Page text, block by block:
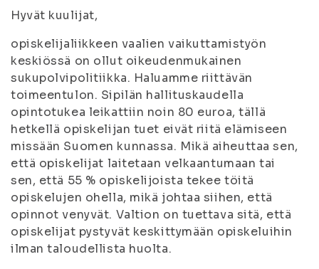
Hyvät kuulijat,
opiskelijaliikkeen vaalien vaikuttamistyön
keskiössä on ollut oikeudenmukainen
sukupolvipolitiikka. Haluamme riittävän
toimeentulon. Sipilän hallituskaudella
opintotukea leikattiin noin 80 euroa, tällä
hetkellä opiskelijan tuet eivät riitä elämiseen
missään Suomen kunnassa. Mikä aiheuttaa sen,
että opiskelijat laitetaan velkaantumaan tai
sen, että 55 % opiskelijoista tekee töitä
opiskelujen ohella, mikä johtaa siihen, että
opinnot venyvät. Valtion on tuettava sitä, että
opiskelijat pystyvät keskittymään opiskeluihin
ilman taloudellista huolta.